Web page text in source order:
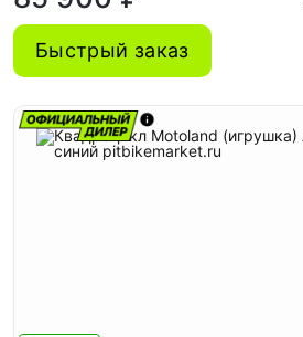
Быстрый заказ